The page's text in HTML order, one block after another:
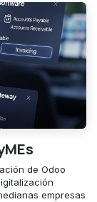
de Odoo
empresas